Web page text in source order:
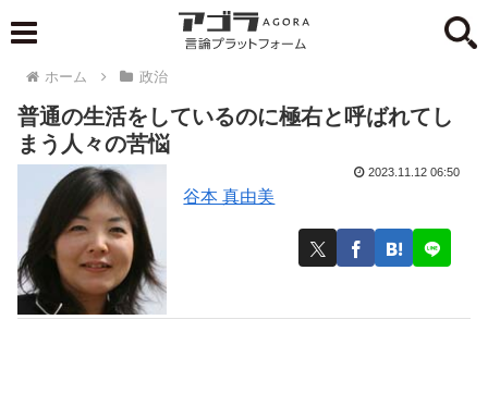
ホーム 政治
普通の生活をしているのに極右と呼ばれてし
まう人々の苦悩
谷本 真由美
2023.11.12 06:50